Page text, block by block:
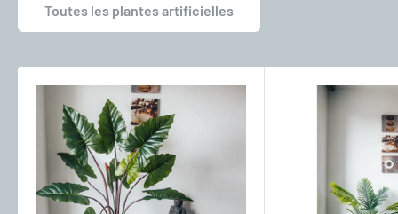
Toutes les plantes artificielles